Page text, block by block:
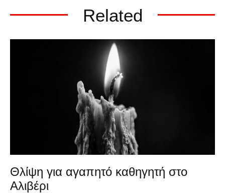
Related
Θλίψη για αγαπητό καθηγητή στο
Αλιβέρι